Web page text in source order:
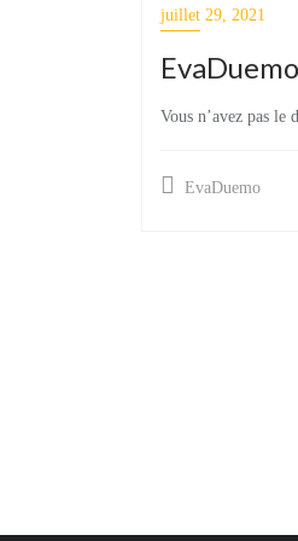
juillet 29, 2021
EvaDuemo
Vous n’avez pas le
EvaDuemo